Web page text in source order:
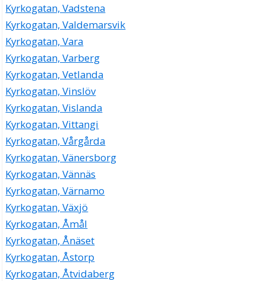
Kyrkogatan, Vadstena
Kyrkogatan, Valdemarsvik
Kyrkogatan, Vara
Kyrkogatan, Varberg
Kyrkogatan, Vetlanda
Kyrkogatan, Vinslöv
Kyrkogatan, Vislanda
Kyrkogatan, Vittangi
Kyrkogatan, Vårgårda
Kyrkogatan, Vänersborg
Kyrkogatan, Vännäs
Kyrkogatan, Värnamo
Kyrkogatan, Växjö
Kyrkogatan, Åmål
Kyrkogatan, Ånäset
Kyrkogatan, Åstorp
Kyrkogatan, Åtvidaberg